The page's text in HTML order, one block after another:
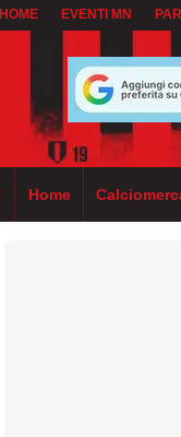
HOME EVENTI MN
Home